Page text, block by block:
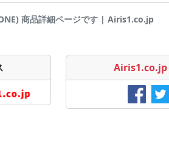
商品詳細ページです | Airis1.co.jp
Airis1.co.jp